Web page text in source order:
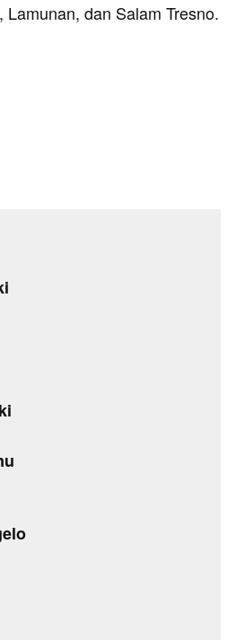
dan Salam Tresno.